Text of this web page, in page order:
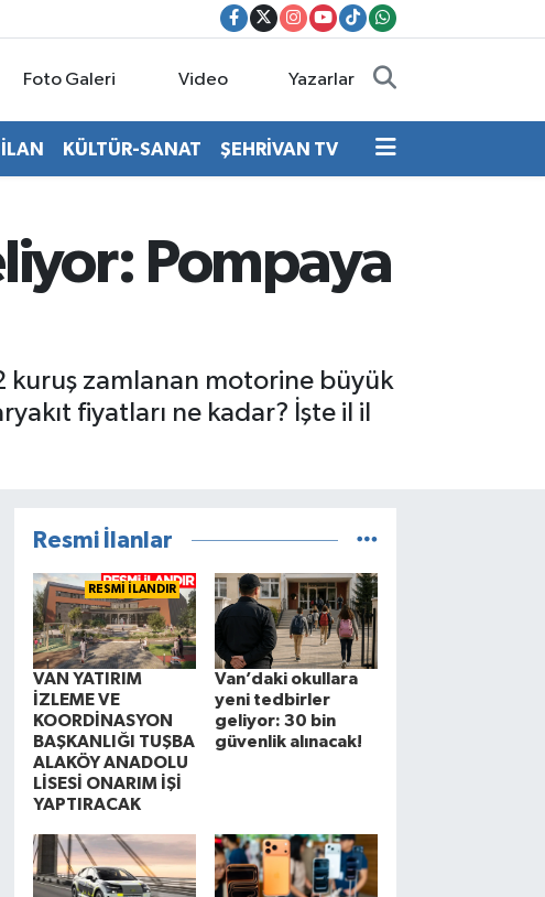
Foto Galeri Video Yazarlar
KÜLTÜR-SANAT ŞEHRİVAN TV
Pompaya
kuruş zamlanan motorine büyük
fiyatları ne kadar? İşte il il
Resmi İlanlar
RESMİ İLANDIR
VAN YATIRIM
İZLEME VE
KOORDİNASYON
BAŞKANLIĞI TUŞBA
ALAKÖY ANADOLU
LİSESİ ONARIM İŞİ
YAPTIRACAK
Van’daki okullara
yeni tedbirler
geliyor: 30 bin
güvenlik alınacak!